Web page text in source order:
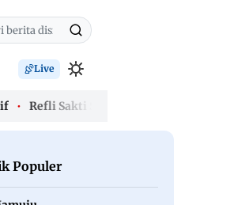
Live
Refli Sakti Sanjaya Terpilh Pimpim
Populer